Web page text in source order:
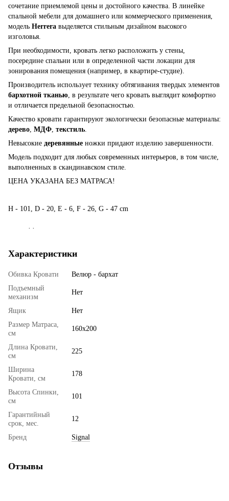
сочетание приемлемой цены и достойного качества. В линейке
спальной мебели для домашнего или коммерческого применения,
модель Herrera выделяется стильным дизайном высокого
изголовья.
При необходимости, кровать легко расположить у стены,
посередине спальни или в определенной части локации для
зонирования помещения (например, в квартире-студие).
Производитель использует технику обтягивания твердых элементов
бархотной тканью , в результате чего кровать выглядит комфортно
и отличается предельной безопасностью.
Качество кровати гарантируют экологически безопасные материалы:
дерево МДФ текстиль
Невысокие деревянные ножки придают изделию завершенности.
Модель подходит для любых современных интерьеров, в том числе,
выполненных в скандинавском стиле.
ЦЕНА УКАЗАНА БЕЗ МАТРАСА!
H - 101, D - 20, E - 6, F - 26, G - 47 cm
Характеристики
Обивка Кровати
Велюр - бархат
Подъемный
механизм
Нет
Ящик
Нет
Размер Матраса,
см
160x200
Длина Кровати,
см
225
Ширина
Кровати, см
178
Высота Спинки,
см
101
Гарантийный
срок, мес.
12
Бренд Signal
Отзывы